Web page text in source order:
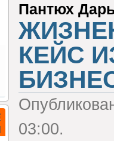
Пантюх
КЕЙС
03:00.